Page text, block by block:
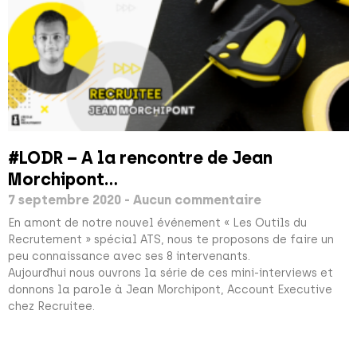
#LODR – A la rencontre de Jean
Morchipont…
7 septembre 2020 Aucun commentaire
En amont de notre nouvel événement « Les Outils du
Recrutement » spécial ATS, nous te proposons de faire un
peu connaissance avec ses 8 intervenants.
Aujourd’hui nous ouvrons la série de ces mini-interviews et
donnons la parole à Jean Morchipont, Account Executive
chez Recruitee.